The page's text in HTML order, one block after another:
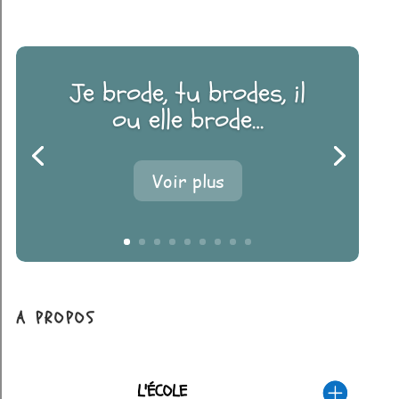
Je brode, tu brodes, il
ou elle brode…
Voir plus
A PROPOS
L'ÉCOLE